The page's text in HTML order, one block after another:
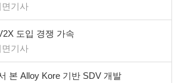
면기사
도입 경쟁 가속
면기사
본 Alloy Kore 기반 SDV 개발